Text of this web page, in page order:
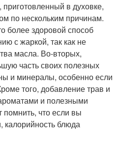
в духовке,
по нескольким причинам.
более здоровой способ
с жаркой, так как не
масла. Во-вторых,
часть своих полезных
и минералы, особенно если
того, добавление трав и
и полезными
что если вы
калорийность блюда